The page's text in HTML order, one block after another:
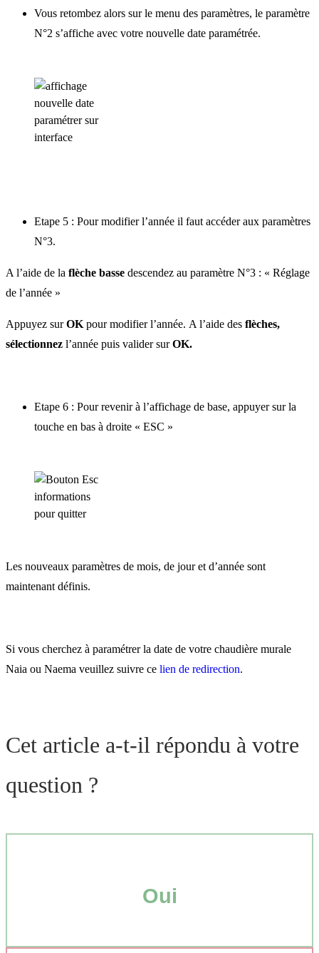
Vous retombez alors sur le menu des paramètres, le paramètre
N°2 s’affiche avec votre nouvelle date paramétrée.
Etape 5 : Pour modifier l’année il faut accéder aux paramètres
N°3.
A l’aide de la flèche basse descendez au paramètre N°3 : « Réglage
de l’année »
Appuyez surOK pour modifier l’année. A l’aide des flèches,
sélectionnez l’année puis valider surOK.
Etape 6 : Pour revenir à l’affichage de base, appuyer sur la
touche en bas à droite « ESC »
Les nouveaux paramètres de mois, de jour et d’année sont
maintenant définis.
Si vous cherchez à paramétrer la date de votre chaudière murale
Naia ou Naema veuillez suivre ce lien de redirection.
Cet article a-t-il répondu à votre
question ?
Oui